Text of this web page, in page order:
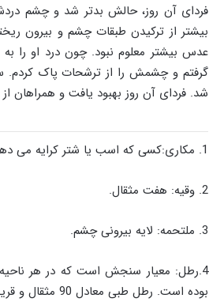
فردای آن روز، حالش بدتر شد و چشم
بیشتر از ترکیدن طبقات چشم و بیرون
عدس بیشتر معلوم نبود. چون درد او را
گرفتم و چشمش را از ترشحات پاک
شد. فردای آن روز بهبود یافت و همراهان
1. مکاری:کسی که اسب یا شتر کرایه می دهد.
2. وقیه: هفت مثقال.
3. ملتحمه: لایه بیرونی چشم.
بوده است. رطل طبی معادل 90 مثقال و قریب نیم کیلو است.